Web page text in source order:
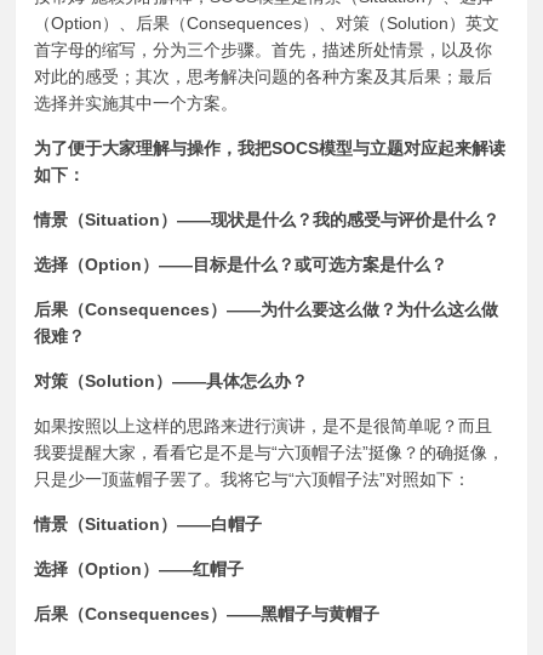
（Option）、后果（Consequences）、对策（Solution）英文
首字母的缩写，分为三个步骤。首先，描述所处情景，以及你
对此的感受；其次，思考解决问题的各种方案及其后果；最后
选择并实施其中一个方案。
为了便于大家理解与操作，我把SOCS模型与立题对应起来解读
如下：
情景（Situation）——现状是什么？我的感受与评价是什么？
选择（Option）——目标是什么？或可选方案是什么？
后果（Consequences）——为什么要这么做？为什么这么做
很难？
对策（Solution）——具体怎么办？
如果按照以上这样的思路来进行演讲，是不是很简单呢？而且
我要提醒大家，看看它是不是与“六顶帽子法”挺像？的确挺像，
只是少一顶蓝帽子罢了。我将它与“六顶帽子法”对照如下：
情景（Situation）——白帽子
选择（Option）——红帽子
后果（Consequences）——黑帽子与黄帽子